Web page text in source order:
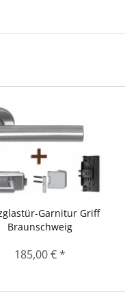
Garnitur Griff
Braunschweig
185,00 € *